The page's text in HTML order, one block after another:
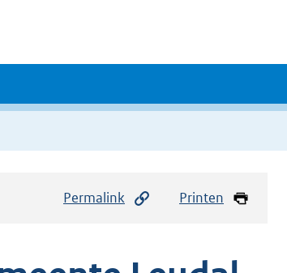
Permalink Printen